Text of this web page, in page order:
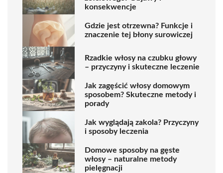
konsekwencje
Gdzie jest otrzewna? Funkcje i
znaczenie tej błony surowiczej
Rzadkie włosy na czubku głowy
– przyczyny i skuteczne leczenie
Jak zagęścić włosy domowym
sposobem? Skuteczne metody i
porady
Jak wyglądają zakola? Przyczyny
i sposoby leczenia
Domowe sposoby na gęste
włosy – naturalne metody
pielęgnacji